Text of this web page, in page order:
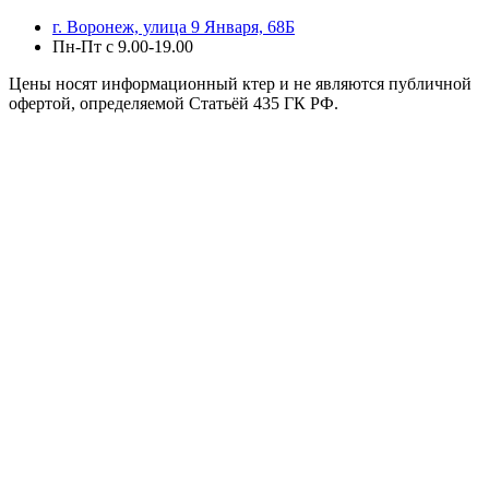
г. Воронеж, улица 9 Января, 68Б
Пн-Пт с 9.00-19.00
Цены носят информационный ктер и не являются публичной
офертой, определяемой Статьёй 435 ГК РФ.